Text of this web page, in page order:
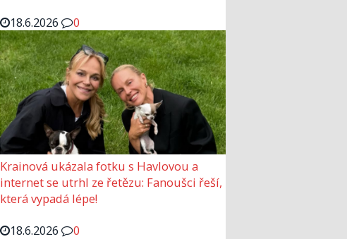
18.6.2026
0
Krainová ukázala fotku s Havlovou a
internet se utrhl ze řetězu: Fanoušci řeší,
která vypadá lépe!
18.6.2026
0